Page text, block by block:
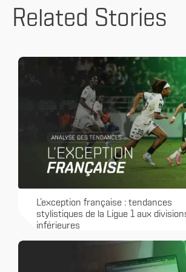
Related Stories
L’exception française : tendances
stylistiques de la Ligue 1 aux
inférieures